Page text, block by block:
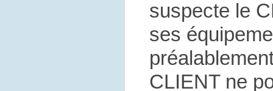
suspecte le
ses
CLIENT ne